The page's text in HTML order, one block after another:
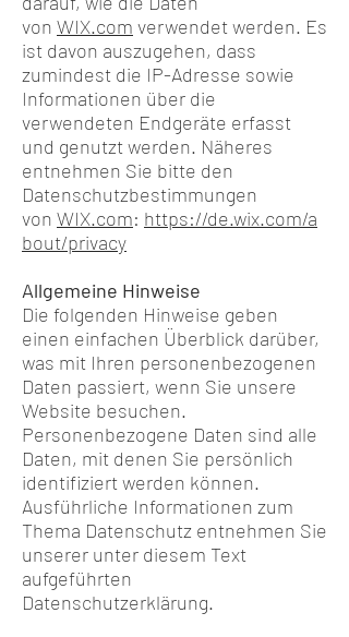
von WIX.com verwendet werden. Es
ist davon auszugehen, dass
zumindest die IP-Adresse sowie
Informationen über die
verwendeten Endgeräte erfasst
und genutzt werden. Näheres
entnehmen Sie bitte den
Datenschutzbestimmungen
von WIX.com: https://de.wix.com/a
bout/privacy
Allgemeine Hinweise
Die folgenden Hinweise geben
einen einfachen Überblick darüber,
was mit Ihren personenbezogenen
Daten passiert, wenn Sie unsere
Website besuchen.
Personenbezogene Daten sind alle
Daten, mit denen Sie persönlich
identifiziert werden können.
Ausführliche Informationen zum
Thema Datenschutz entnehmen Sie
unserer unter diesem Text
aufgeführten
Datenschutzerklärung.